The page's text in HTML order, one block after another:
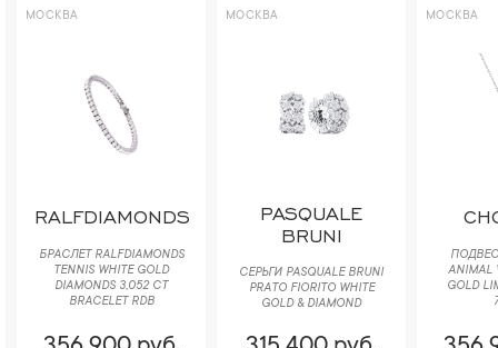
МОСКВА
RALFDIAMONDS
БРАСЛЕТ RALFDIAMONDS
TENNIS WHITE GOLD
DIAMONDS 3,052 CT
BRACELET RDB
МОСКВА
PASQUALE
BRUNI
СЕРЬГИ PASQUALE BRUNI
РRАTО FIORITO WHITE
GOLD & DIAMOND
МОСКВА
ANIMAL
GOLD